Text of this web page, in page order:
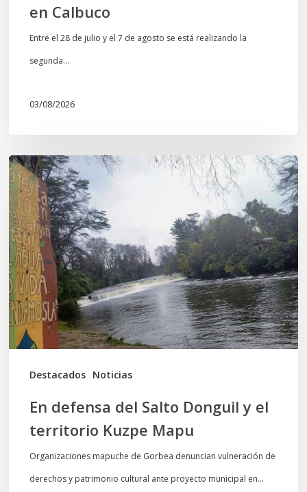
en Calbuco
Entre el 28 de julio y el 7 de agosto se está realizando la
segunda…
03/08/2026
Destacados Noticias
En
defensa
del
Salto
Donguil
y
el
territorio
Kuzpe
Mapu
En defensa del Salto Donguil y el
territorio Kuzpe Mapu
Organizaciones mapuche de Gorbea denuncian vulneración de
derechos y patrimonio cultural ante proyecto municipal en…